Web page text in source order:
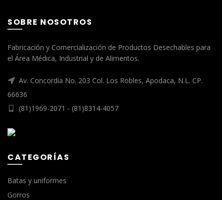
SOBRE NOSOTROS
Fabricación y Comercialización de Productos Desechables para
el Área Médica, Industrial y de Alimentos.
Av. Concordia No. 203 Col. Los Robles, Apodaca, N.L. CP.
66636
(81)1969-2071 - (81)8314-4057
CATEGORÍAS
Batas y uniformes
Gorros